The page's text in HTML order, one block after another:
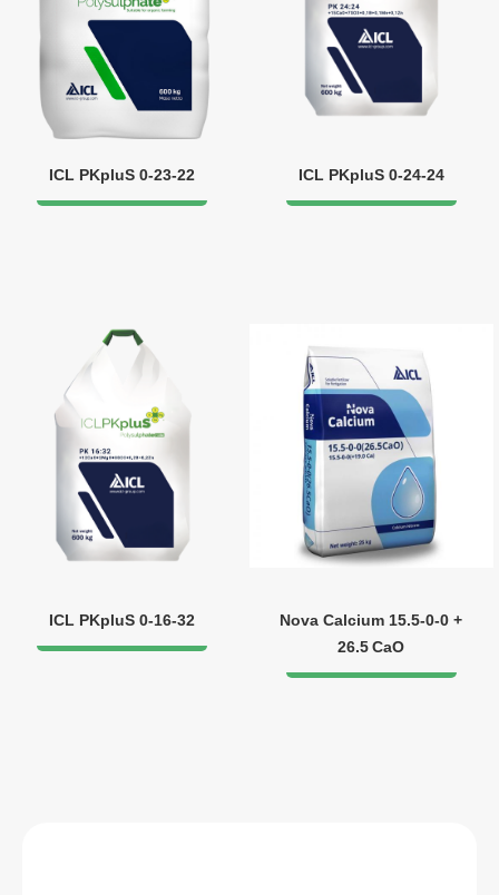
ICL PKpluS 0-23-22 ICL PKpluS 0-24-24
ICL PKpluS 0-16-32
Nova Calcium 15.5‑0‑0 +
26.5 CaO